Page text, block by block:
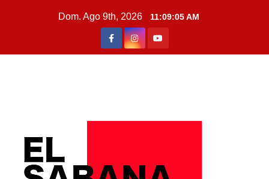
Dom. Ago 9th, 2026 11:09:06 AM